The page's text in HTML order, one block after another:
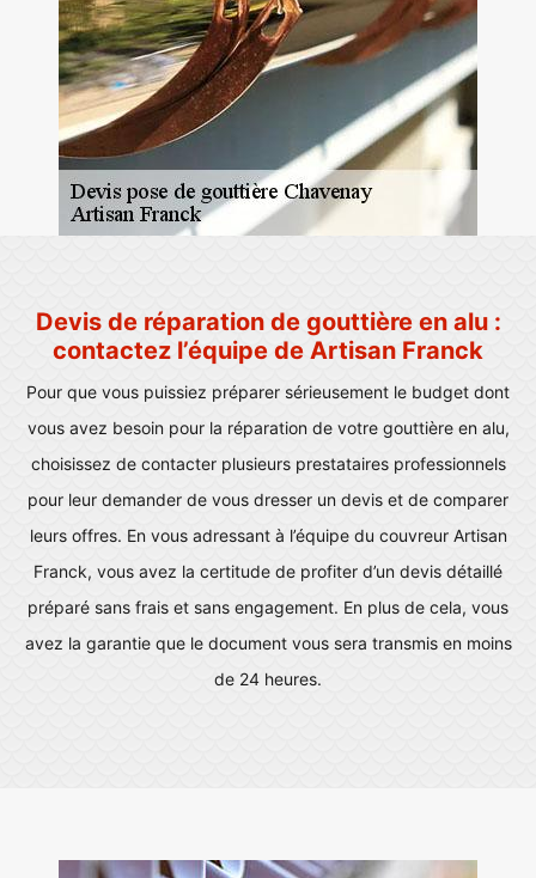
Devis de réparation de gouttière en alu :
contactez l’équipe de Artisan Franck
Pour que vous puissiez préparer sérieusement le budget dont
vous avez besoin pour la réparation de votre gouttière en alu,
choisissez de contacter plusieurs prestataires professionnels
pour leur demander de vous dresser un devis et de comparer
leurs offres. En vous adressant à l’équipe du couvreur Artisan
Franck, vous avez la certitude de profiter d’un devis détaillé
préparé sans frais et sans engagement. En plus de cela, vous
avez la garantie que le document vous sera transmis en moins
de 24 heures.